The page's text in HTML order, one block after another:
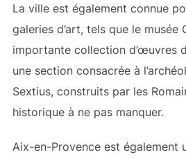
La ville est également connue
galeries d’art, tels que le musée
importante collection d’œuvres
une section consacrée à
Sextius, construits par les
historique à ne pas manquer.
Aix-en-Provence est également